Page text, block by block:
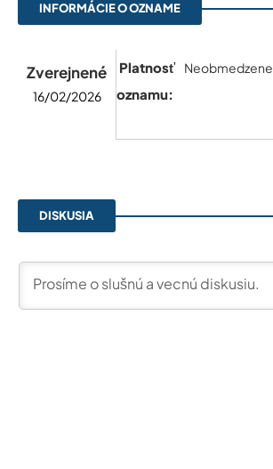
INFORMÁCIE O OZNAME
Zverejnené
16/02/2026
Platnosť
oznamu:
Neobmedzene
DISKUSIA